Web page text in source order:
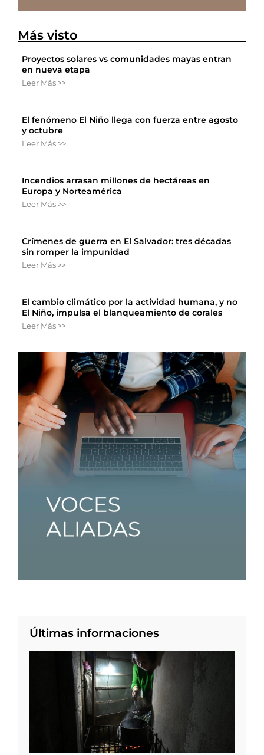
Más visto
Proyectos solares vs comunidades mayas entran
en nueva etapa
Leer Más >>
El fenómeno El Niño llega con fuerza entre agosto
y octubre
Leer Más >>
Incendios arrasan millones de hectáreas en
Europa y Norteamérica
Leer Más >>
Crímenes de guerra en El Salvador: tres décadas
sin romper la impunidad
Leer Más >>
El cambio climático por la actividad humana, y no
El Niño, impulsa el blanqueamiento de corales
Leer Más >>
Últimas informaciones